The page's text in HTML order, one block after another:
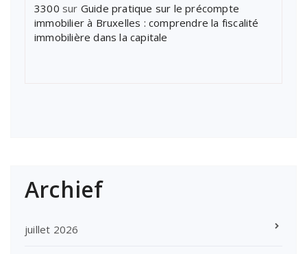
3300 sur Guide pratique sur le précompte
immobilier à Bruxelles : comprendre la fiscalité
immobilière dans la capitale
Archief
juillet 2026